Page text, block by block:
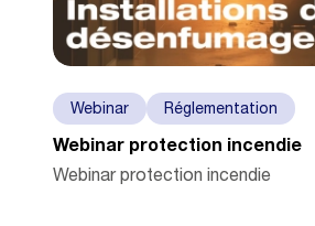
Webinar Réglementation
Webinar protection incendie
Webinar protection incendie